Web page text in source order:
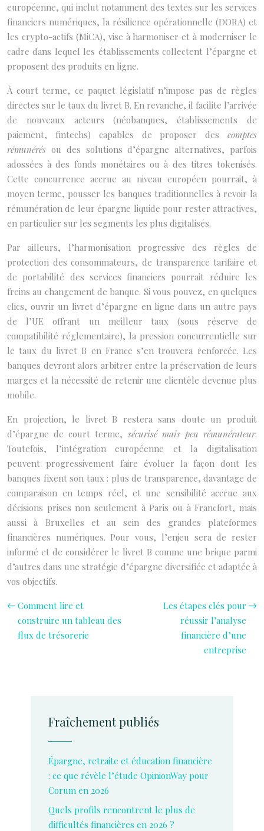
européenne, qui inclut notamment des textes sur les services
financiers numériques, la résilience opérationnelle (DORA) et
les crypto-actifs (MiCA), vise à harmoniser et à moderniser le
cadre dans lequel les établissements collectent l’épargne et
proposent des produits en ligne.
À court terme, ce paquet législatif n’impose pas de règles
directes sur le taux du livret B. En revanche, il facilite l’arrivée
de nouveaux acteurs (néobanques, établissements de
paiement, fintechs) capables de proposer des comptes
rémunérés ou des solutions d’épargne alternatives, parfois
adossées à des fonds monétaires ou à des titres tokenisés.
Cette concurrence accrue au niveau européen pourrait, à
moyen terme, pousser les banques traditionnelles à revoir la
rémunération de leur épargne liquide pour rester attractives,
en particulier sur les segments les plus digitalisés.
Par ailleurs, l’harmonisation progressive des règles de
protection des consommateurs, de transparence tarifaire et
de portabilité des services financiers pourrait réduire les
freins au changement de banque. Si vous pouvez, en quelques
clics, ouvrir un livret d’épargne en ligne dans un autre pays
de l’UE offrant un meilleur taux (sous réserve de
compatibilité réglementaire), la pression concurrentielle sur
le taux du livret B en France s’en trouvera renforcée. Les
banques devront alors arbitrer entre la préservation de leurs
marges et la nécessité de retenir une clientèle devenue plus
mobile.
En projection, le livret B restera sans doute un produit
d’épargne de court terme, sécurisé mais peu rémunérateur.
Toutefois, l’intégration européenne et la digitalisation
peuvent progressivement faire évoluer la façon dont les
banques fixent son taux : plus de transparence, davantage de
comparaison en temps réel, et une sensibilité accrue aux
décisions prises non seulement à Paris ou à Francfort, mais
aussi à Bruxelles et au sein des grandes plateformes
financières numériques. Pour vous, l’enjeu sera de rester
informé et de considérer le livret B comme une brique parmi
d’autres dans une stratégie d’épargne diversifiée et adaptée à
vos objectifs.
Comment lire et
construire un tableau des
flux de trésorerie
Les étapes clés pour
réussir l’analyse
financière d’une
entreprise
Fraîchement publiés
Épargne, retraite et éducation financière
: ce que révèle l’étude OpinionWay pour
Corum en 2026
Quels profils rencontrent le plus de
difficultés financières en 2026 ?